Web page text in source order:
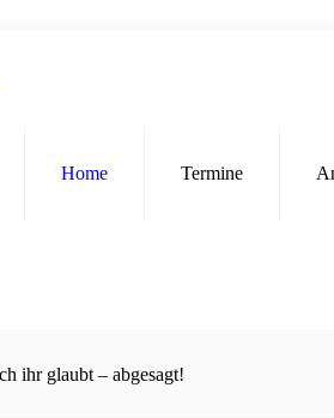
Home Termine
ihr glaubt – abgesagt!